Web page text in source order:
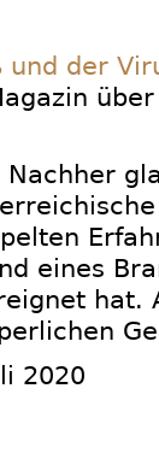
und der
Nachher
eines
hat.
2020